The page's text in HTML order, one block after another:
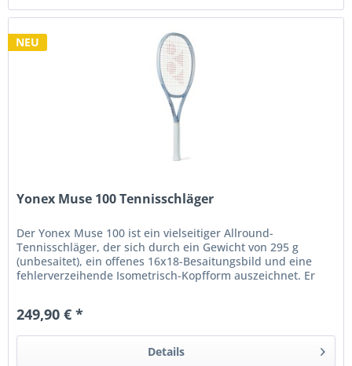
NEU
Yonex Muse 100 Tennisschläger
Der Yonex Muse 100 ist ein vielseitiger Allround-
Tennisschläger, der sich durch ein Gewicht von 295 g
(unbesaitet), ein offenes 16x18-Besaitungsbild und eine
fehlerverzeihende Isometrisch-Kopfform auszeichnet. Er
249,90 € *
Details